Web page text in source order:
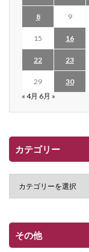
8 9
15 16
22 23
29 30
« 4月 6月 »
カテゴリー
その他